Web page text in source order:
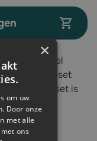
u niet veel
de perfecte set
Met deze set is
probleem.
×
om uw
Door onze
met alle
ons